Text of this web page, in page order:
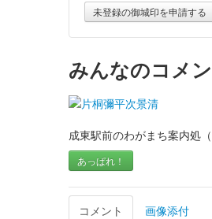
未登録の御城印を申請する
みんなのコメ
成東駅前のわがまち案内処
あっぱれ！
コメント 画像添付